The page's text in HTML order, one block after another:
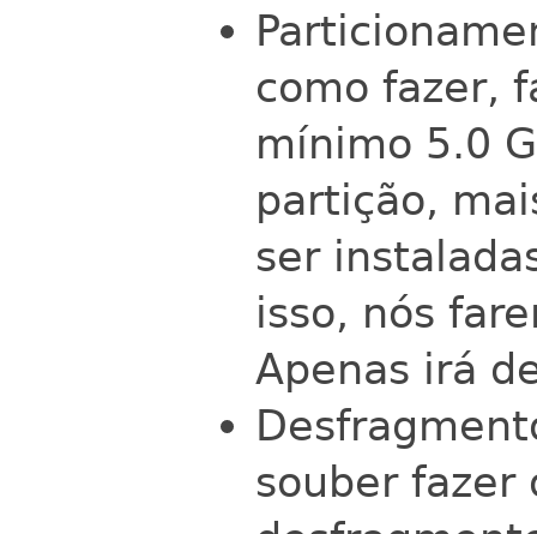
como fazer,
mínimo 5.0
partição,
ser
isso, nós
Apenas irá
souber fazer